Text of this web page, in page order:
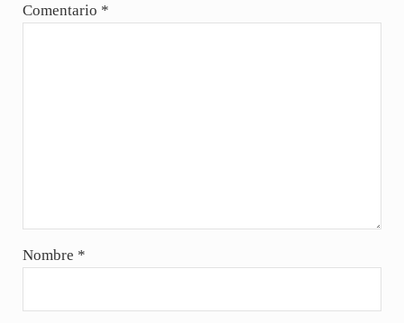
Comentario *
Nombre *